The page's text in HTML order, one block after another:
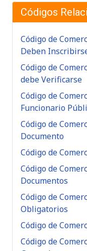
Códigos
Código de
Deben
Código de
debe Verificarse
Código de
Funcionario
Código de
Documento
Código de
Código de
Documentos
Código de
Obligatorios
Código de
Código de